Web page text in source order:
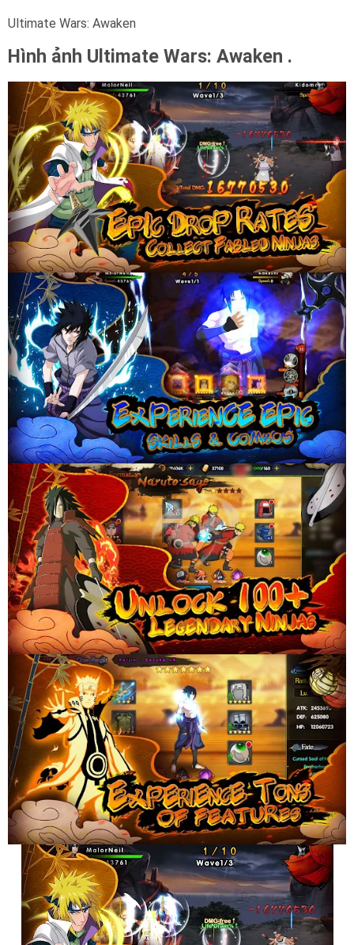
Ultimate Wars: Awaken
Hình ảnh Ultimate Wars: Awaken .